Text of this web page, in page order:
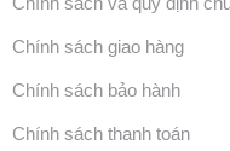
Chính sách giao hàng
Chính sách bảo hành
Chính sách thanh toán